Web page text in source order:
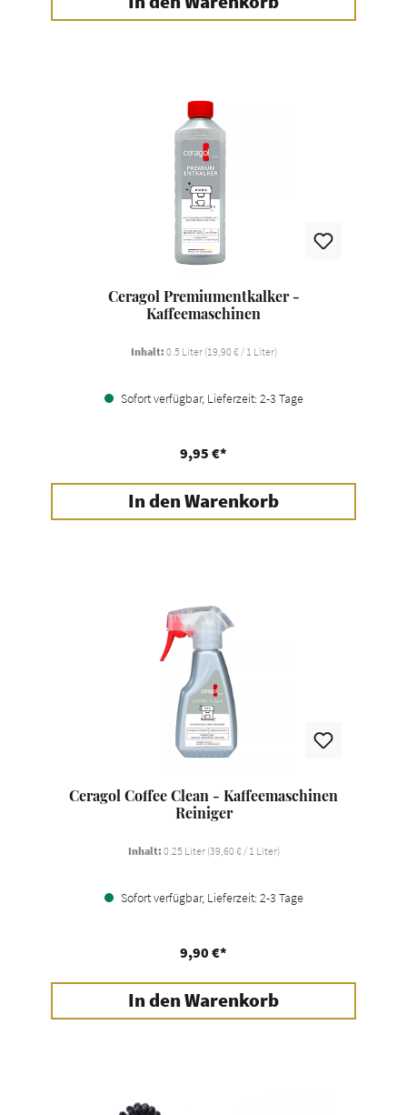
Ceragol Premiumentkalker -
Kaffeemaschinen
Inhalt: 0.5 Liter (19,90 € / 1 Liter)
Sofort verfügbar, Lieferzeit: 2-3 Tage
9,95 €*
In den Warenkorb
Ceragol Coffee Clean - Kaffeemaschinen
Reiniger
Inhalt: 0.25 Liter (39,60 € / 1 Liter)
Sofort verfügbar, Lieferzeit: 2-3 Tage
9,90 €*
In den Warenkorb